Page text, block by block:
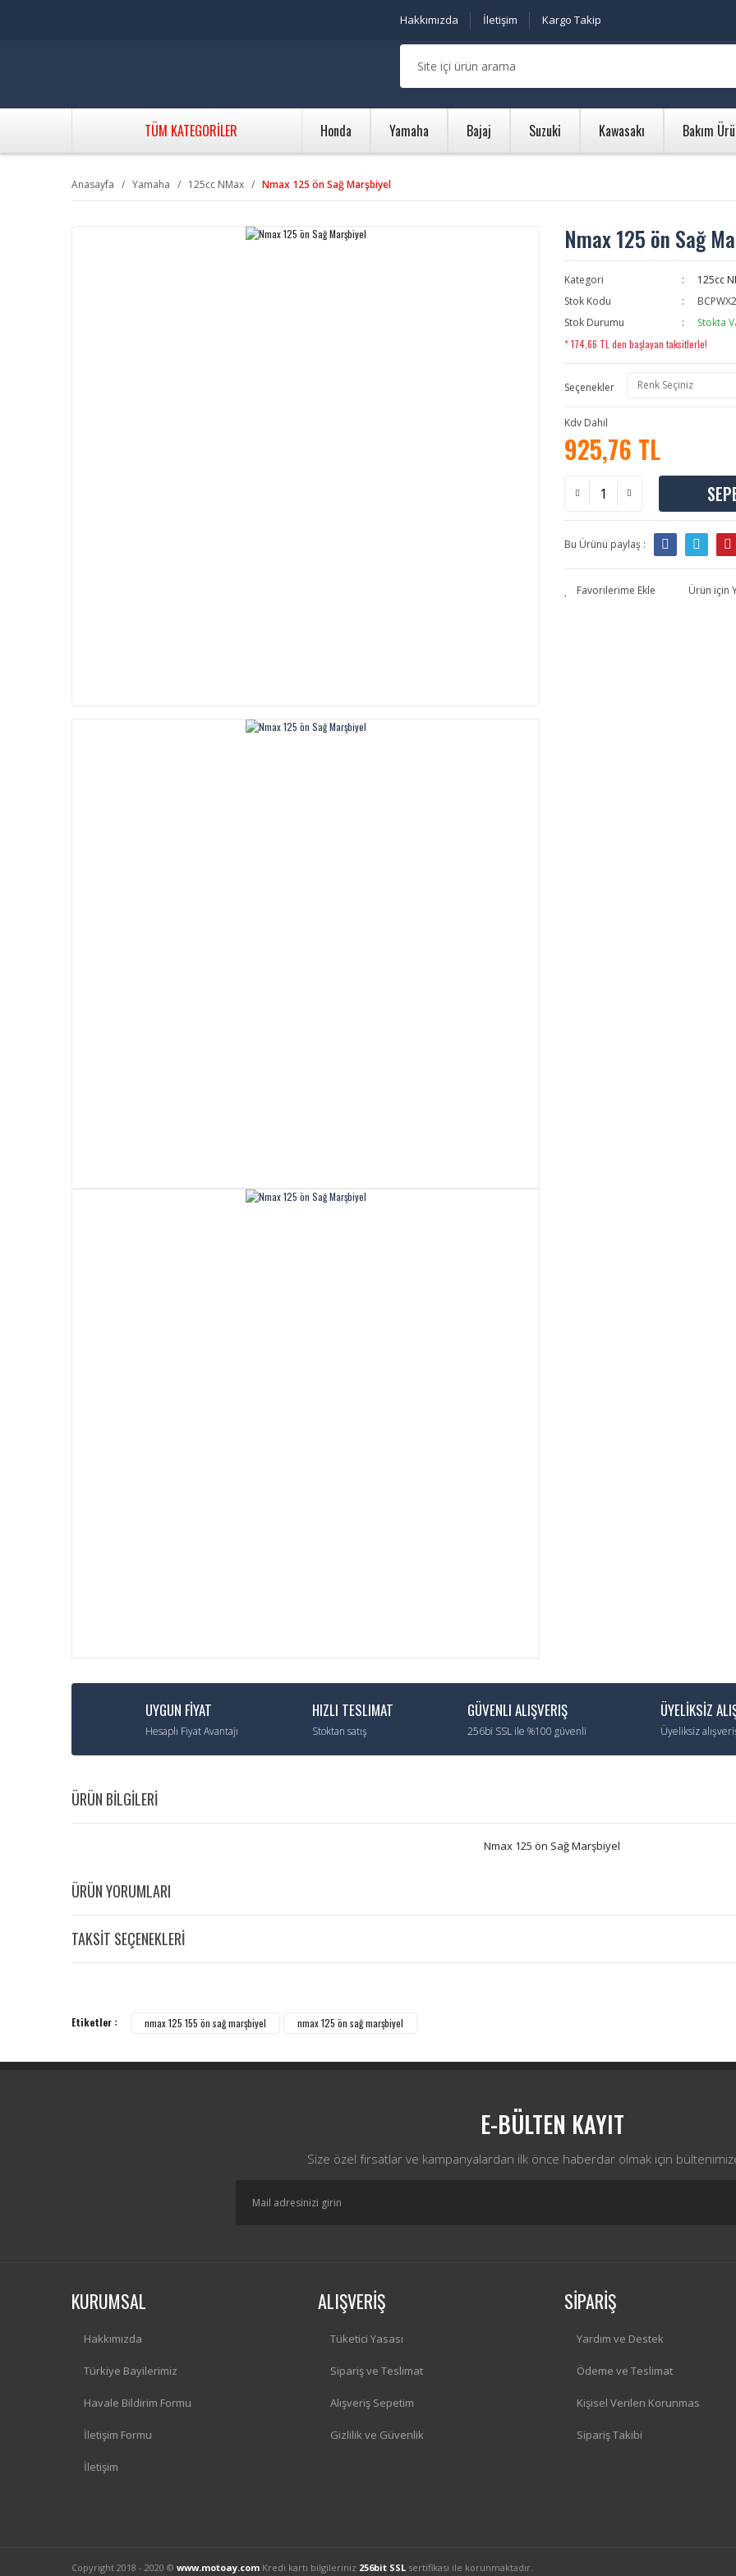
Hakkımızda İletişim Kargo Takip
TÜM KATEGORİLER Honda Yamaha Bajaj Suzuki Kawasakı Bakım
Anasayfa Yamaha 125cc NMax Nmax 125 ön Sağ Marşbiyel
Nmax 125 ön Sağ
Kategori
125cc
Stok Kodu
Stok Durumu
Stokta
* 174,66 TL den başlayan taksitlerle!
Seçenekler
Kdv Dahil
925,76 TL
Bu Ürünü paylaş :
Ürün için
UYGUN FİYAT
Hesaplı Fiyat Avantajı
HIZLI TESLIMAT
Stoktan satış
GÜVENLI ALIŞVERIŞ
256bi SSL ile %100 güvenli
ÜYELİKSİZ
Üyeliksiz
ÜRÜN BİLGİLERİ
Nmax 125 ön Sağ Marşbiyel
ÜRÜN YORUMLARI
TAKSİT SEÇENEKLERİ
Etiketler : nmax 125 155 ön sağ marşbiyel nmax 125 ön sağ marşbiyel
E-BÜLTEN KAYIT
Size özel fırsatlar ve kampanyalardan ilk önce haberdar olmak için
KURUMSAL
Hakkımızda
Türkiye Bayilerimiz
Havale Bildirim Formu
İletişim Formu
İletişim
ALIŞVERİŞ
Tüketici Yasası
Sipariş ve Teslimat
Alışveriş Sepetim
Gizlilik ve Güvenlik
SİPARİŞ
Yardım ve Destek
Ödeme ve Teslimat
Kişisel Verilen Korunmas
Sipariş Takibi
Copyright 2018 - 2020 © www.motoay.com Kredi kartı bilgileriniz 256bit SSL sertifikası ile korunmaktadır.